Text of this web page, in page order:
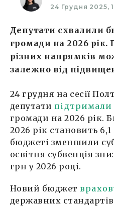
24 Грудня 2025,
Депутати схвалили
громади на 2026 рік.
різних напрямків
залежно від
24 грудня на сесії
депутатипідтримали
громади на 2026 рік.
2026 рік становить
бюджеті зменшили
освітня субвенція
грн у 2026 році.
Новий бюджет
державних